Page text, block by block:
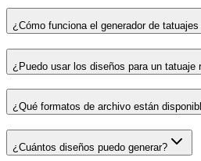
¿Cómo funciona el generador de
¿Puedo usar los diseños para un tatuaje
¿Qué formatos de archivo están
¿Cuántos diseños puedo generar?